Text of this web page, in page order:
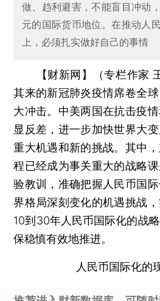
做、趋利避害，不能盲目冲动
元的国际货币地位。在推动人
上，必须扎实做好自己的事情
【财新网】（专栏作家
其来的新冠肺炎疫情席卷全
大冲击。中美两国在抗击疫
显反差，进一步加快世界大
重大机遇和新的挑战。其中
程已经成为事关重大的战略
验教训，准确把握人民币国
界格局深刻变化的机遇挑战
10到30年人民币国际化的战
保稳慎有效地推进。
人民币国际化的